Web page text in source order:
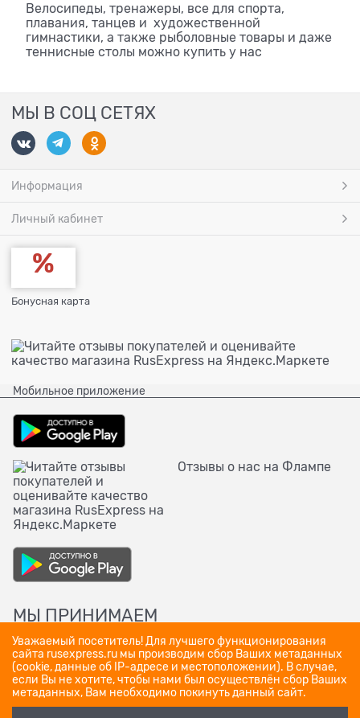
Велосипеды, тренажеры, все для спорта,
плавания, танцев и художественной
гимнастики, а также рыболовные товары и даже
теннисные столы можно купить у нас
МЫ В СОЦ СЕТЯХ
Информация
Личный кабинет
Бонусная карта
Мобильное приложение
Отзывы о нас на Флампе
МЫ ПРИНИМАЕМ
Уважаемый посетитель! Для лучшего функционирования
сайта rusexpress.ru мы производим сбор Ваших метаданных
(cookie, данные об IP-адресе и местоположении). В случае,
если Вы не хотите, чтобы нами был осуществлён сбор Ваших
метаданных, Вам необходимо покинуть данный сайт.